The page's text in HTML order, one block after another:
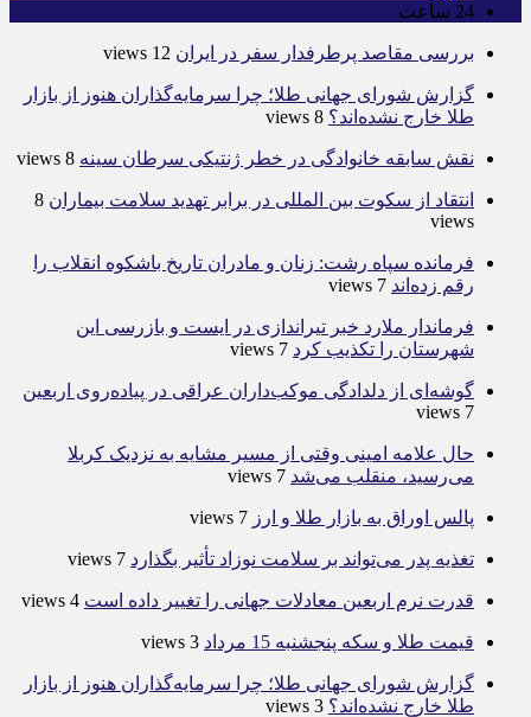
24 ساعت
بررسی مقاصد پرطرفدار سفر در ایران 12 views
گزارش شورای جهانی طلا؛ چرا سرمایه‌گذاران هنوز از بازار
طلا خارج نشده‌اند؟ 8 views
نقش سابقه خانوادگی در خطر ژنتیکی سرطان سینه 8 views
انتقاد از سکوت بین المللی در برابر تهدید سلامت بیماران 8
views
فرمانده سپاه رشت: زنان و مادران تاریخ باشکوه انقلاب را
رقم زده‌اند 7 views
فرماندار ملارد خبر تیراندازی در ایست و بازرسی این
شهرستان را تکذیب کرد 7 views
گوشه‌ای از دلدادگی موکب‌داران عراقی در پیاده‌روی اربعین
7 views
حال علامه امینی وقتی از مسیر مشایه به نزدیک کربلا
می‌رسید، منقلب می‌شد 7 views
پالس اوراق به بازار طلا و ارز 7 views
تغذیه پدر می‌تواند بر سلامت نوزاد تأثیر بگذارد 7 views
قدرت نرم اربعین معادلات جهانی را تغییر داده است 4 views
قیمت طلا و سکه پنجشنبه 15 مرداد 3 views
گزارش شورای جهانی طلا؛ چرا سرمایه‌گذاران هنوز از بازار
طلا خارج نشده‌اند؟ 3 views